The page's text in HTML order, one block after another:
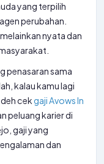
yang terpilih
perubahan.
nyata dan
penasaran sama
kalau kamu lagi
cek gaji Avows In
peluang karier di
gaji yang
dan